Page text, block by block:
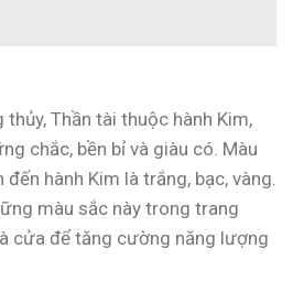
Thần tài thuộc hành Kim,
chắc, bền bỉ và giàu có. Màu
hành Kim là trắng, bạc, vàng.
màu sắc này trong trang
cửa để tăng cường năng lượng